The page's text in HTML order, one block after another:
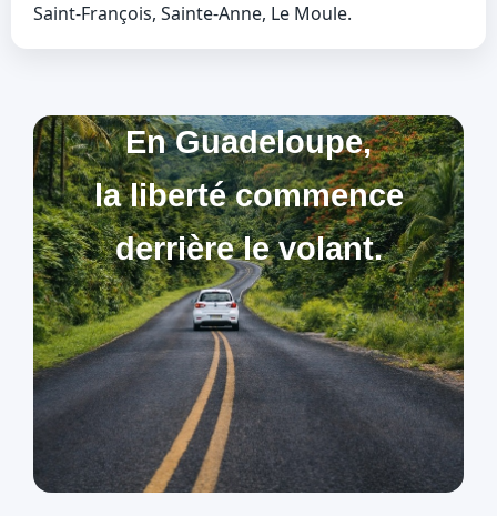
Saint‑François, Sainte‑Anne, Le Moule.
En Guadeloupe,
la liberté commence
derrière le volant.